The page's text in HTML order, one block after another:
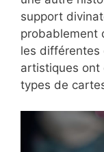
support
probablement
les différentes
artistiques ont
types de